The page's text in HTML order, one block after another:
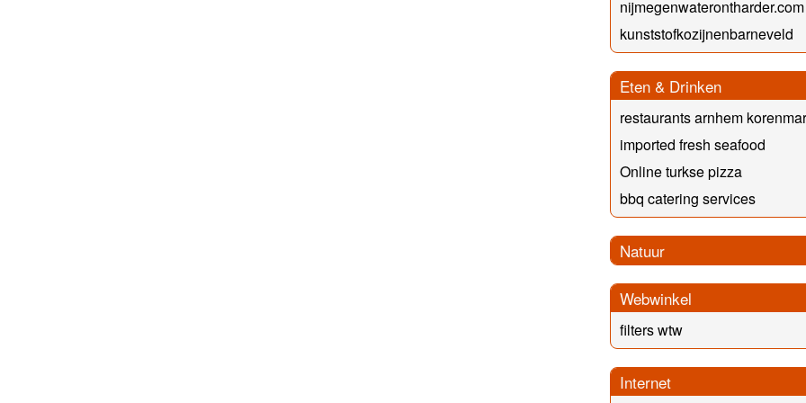
nijmegenwaterontharder.com
kunststofkozijnenbarneveld
Eten & Drinken
restaurants arnhem
imported fresh seafood
Online turkse pizza
bbq catering services
Natuur
Webwinkel
filters wtw
Internet